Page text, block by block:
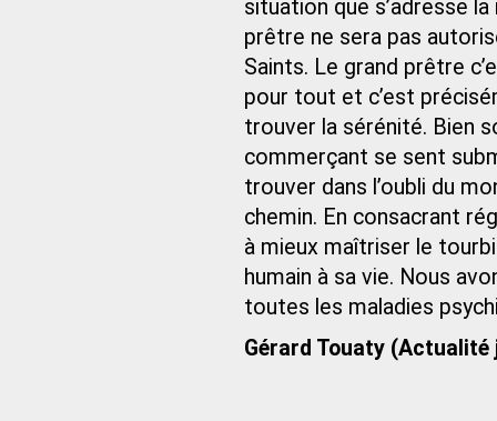
situation que s’adresse
prêtre ne sera pas
Saints. Le grand prêtre
pour tout et c’est
trouver la sérénité. Bien
commerçant se sent
trouver dans l’oubli du
chemin. En consacrant
à mieux maîtriser le
humain à sa vie. Nous
toutes les maladies
Gérard Touaty (Actualité